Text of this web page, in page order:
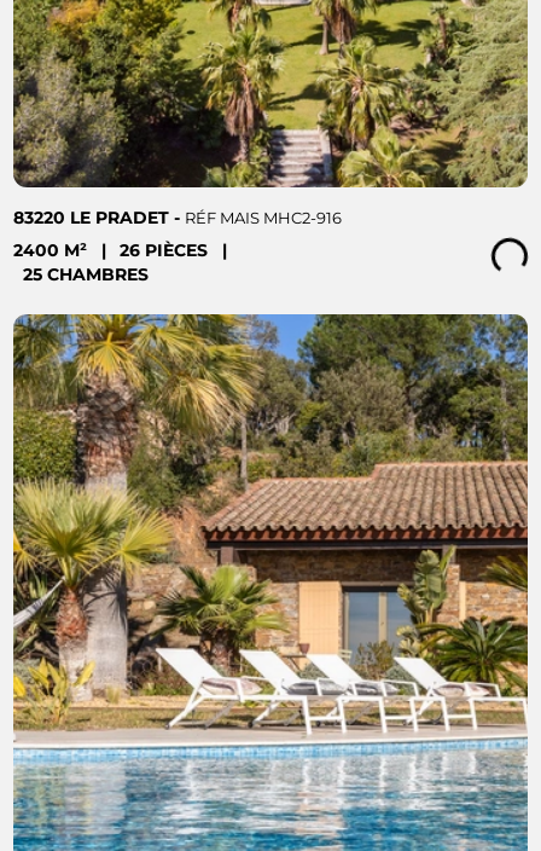
83220 LE PRADET - RÉF MAIS MHC2-916
2400 M² | 26 PIÈCES
|
25 CHAMBRES
Loading...